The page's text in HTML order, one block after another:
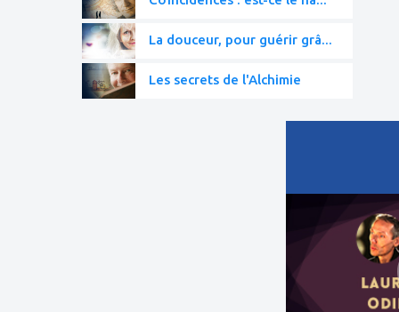
La douceur, pour guérir grâ...
Les secrets de l'Alchimie
favoris